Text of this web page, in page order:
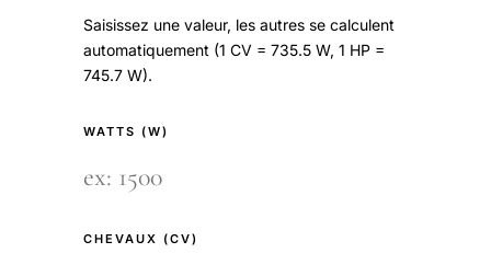
Saisissez une valeur, les autres se calculent
automatiquement (1 CV = 735.5 W, 1 HP =
745.7 W).
WATTS (W)
CHEVAUX (CV)